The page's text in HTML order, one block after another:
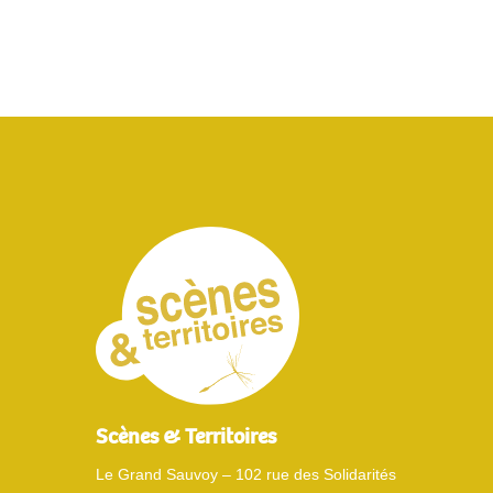
Scènes & Territoires
Le Grand Sauvoy – 102 rue des Solidarités